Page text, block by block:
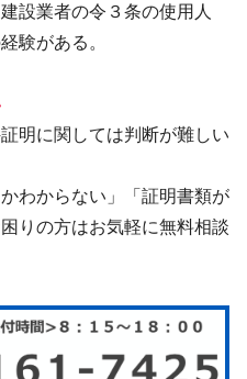
設業者の令３条の使用人
験がある。
明に関しては判断が難しい
わからない」「証明書類が
りの方はお気軽に無料相談